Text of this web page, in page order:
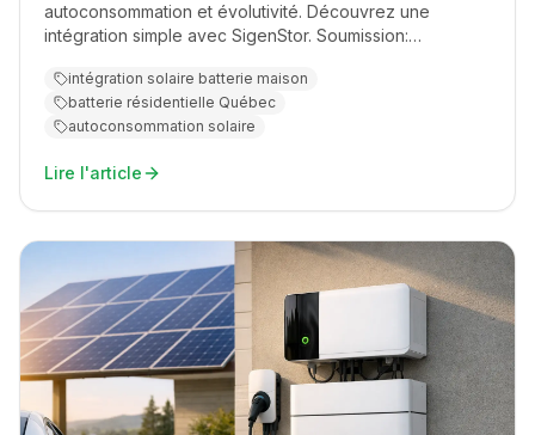
autoconsommation et évolutivité. Découvrez une
intégration simple avec SigenStor. Soumission:
intégration solaire batterie maison
batterie résidentielle Québec
autoconsommation solaire
Lire l'article